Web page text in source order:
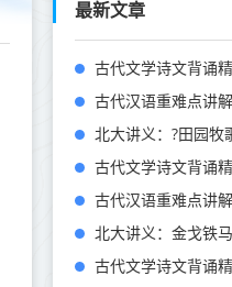
最新文章
古代汉语重难点讲
古代文学诗文背诵